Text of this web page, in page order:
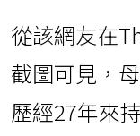
從該網友在
截圖可見，
歷經27年來